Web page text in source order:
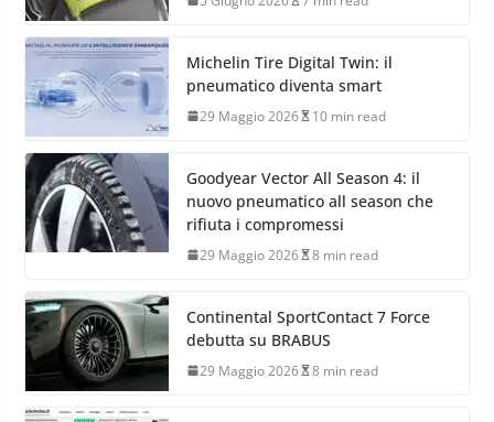
Michelin Tire Digital Twin: il
pneumatico diventa smart
29 Maggio 2026 10 min read
Goodyear Vector All Season 4: il
nuovo pneumatico all season che
rifiuta i compromessi
29 Maggio 2026 8 min read
Continental SportContact 7 Force
debutta su BRABUS
29 Maggio 2026 8 min read